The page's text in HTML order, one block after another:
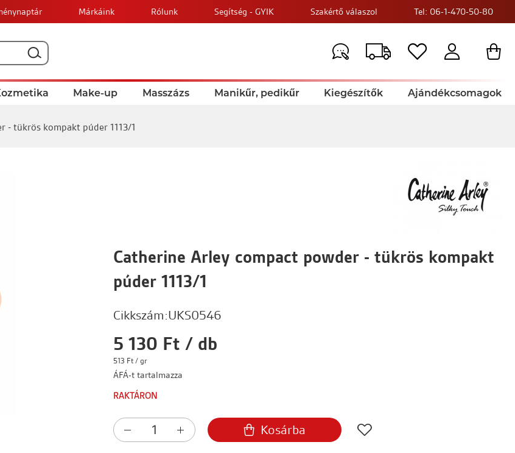
Márkáink Rólunk Segítség - GYIK Szakértő válaszol Tel: 06-1-470-50-80
Make-up Masszázs Manikűr, pedikűr Kiegészítők Ajándékcsomagok
- tükrös kompakt púder 1113/1
Catherine Arley compact powder - tükrös kompakt
púder 1113/1
Cikkszám:UKS0546
5 130 Ft / db
513 Ft / gr
ÁFÁ-t tartalmazza
RAKTÁRON
Kosárba